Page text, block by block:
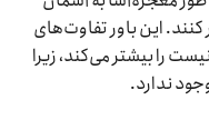
این باور تفاوت‌های
را بیشتر می‌کند، زیرا
ندارد.